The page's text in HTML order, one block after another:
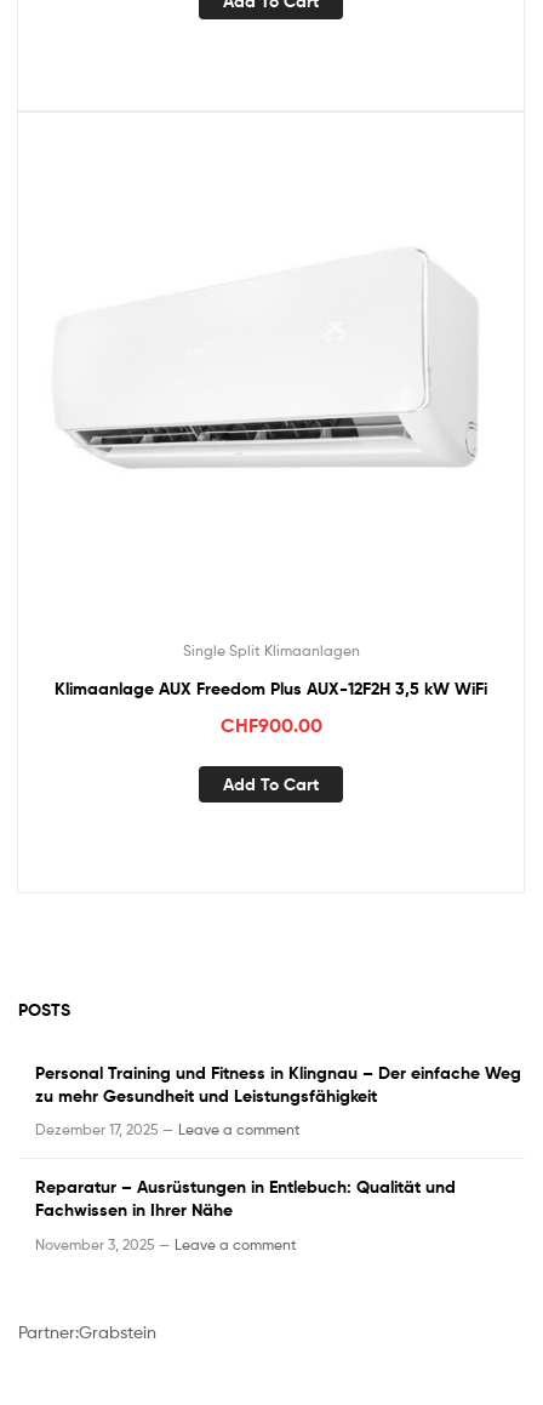
Single Split Klimaanlagen
Klimaanlage AUX Freedom Plus AUX-12F2H 3,5 kW WiFi
CHF900.00
Add To Cart
POSTS
Personal Training und Fitness in Klingnau – Der einfache Weg
zu mehr Gesundheit und Leistungsfähigkeit
Dezember 17, 2025 — Leave a comment
Reparatur – Ausrüstungen in Entlebuch: Qualität und
Fachwissen in Ihrer Nähe
November 3, 2025 — Leave a comment
Partner:Grabstein